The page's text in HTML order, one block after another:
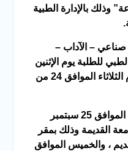
وذلك بالإدارة الطبية
صناعي – الآداب –
للطلبة يوم الإثنين
الموافق23 سبتمبر الجاري ويوم الثلاثاء الموافق 24 من
يذكر انه تم تخصيص يوم الاربعاء الموافق 25 سبتمبر
القديمة وذلك بمقر
، والخميس الموافق